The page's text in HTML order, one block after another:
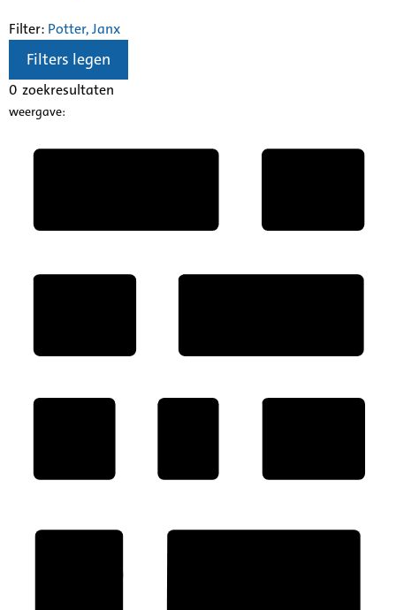
Filter: Potter, Janx
Filters legen
0 zoekresultaten
weergave: